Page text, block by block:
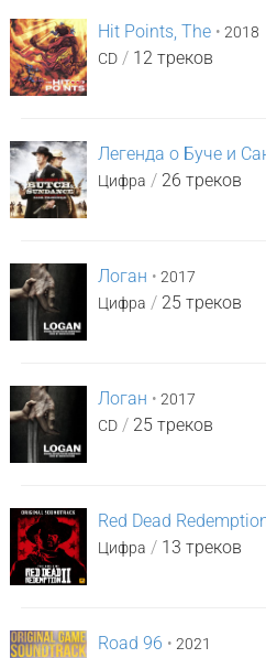
Hit Points, The • 2018
CD / 12 треков
Легенда о Буче и
Цифра / 26 треков
Логан • 2017
Цифра / 25 треков
Логан • 2017
CD / 25 треков
Red Dead
Цифра / 13 треков
Road 96 • 2021